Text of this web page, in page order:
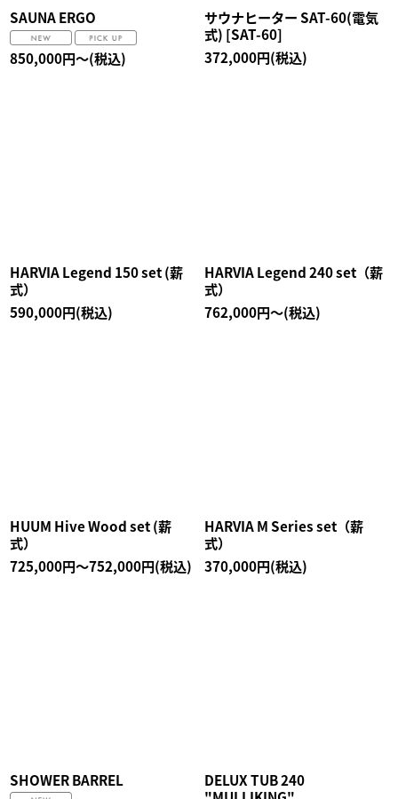
SAUNA ERGO
850,000円～(税込)
サウナヒーター SAT-60(電気
式) [SAT-60]
372,000円(税込)
HARVIA Legend 150 set (薪
式）
590,000円(税込)
HARVIA Legend 240 set（薪
式）
762,000円～(税込)
HUUM Hive Wood set (薪
式）
725,000円～752,000円(税込)
HARVIA M Series set（薪
式）
370,000円(税込)
SHOWER BARREL
DELUX TUB 240